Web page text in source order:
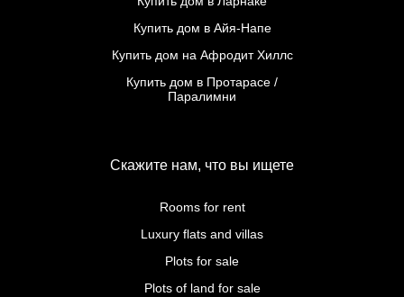
Скажите нам, что вы ищете
Купить дом в Айя-Напе
Купить дом на Афродит Хиллс
Купить дом в Протарасе /
Паралимни
Rooms for rent
Luxury flats and villas
Plots for sale
Plots of land for sale